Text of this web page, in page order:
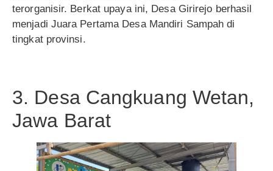
terorganisir. Berkat upaya ini, Desa Girirejo berhasil
menjadi Juara Pertama Desa Mandiri Sampah di
tingkat provinsi.
3. Desa Cangkuang Wetan,
Jawa Barat